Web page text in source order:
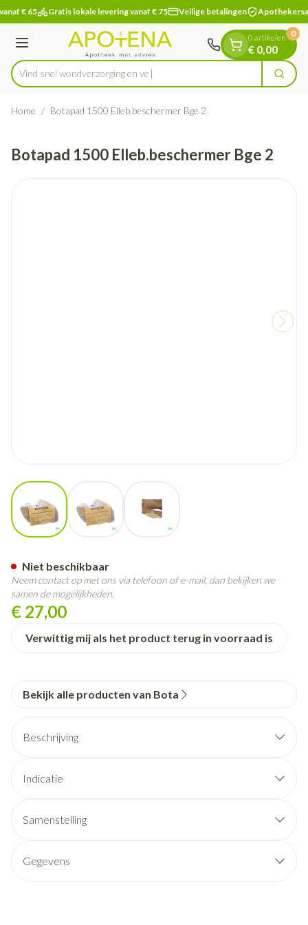
Ga naar de inhoud
1 van 1
€ 65 Gratis lokale levering vanaf € 75 Veilige betalingen
Menu
Product, merk, categorie...
Vind snel wondverzorgi Zoek
0 artikelen
€ 0,00
0
Home / Botapad 1500 Elleb.beschermer Bge 2
Botapad 1500 Elleb.beschermer Bge 2
View larger image
€ 27,00
Verwittig mij als het product terug in voorraad is
Niet beschikbaar
Neem contact op met ons via telefoon of e-mail, dan bekijken we
samen de mogelijkheden.
Bekijk alle producten van Bota
Beschrijving
Indicatie
Samenstelling
Gegevens